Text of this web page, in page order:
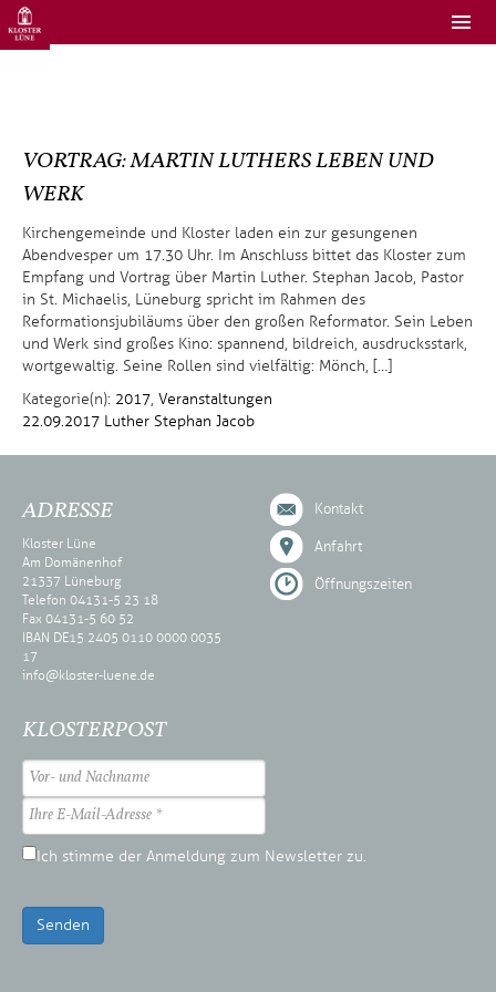
VORTRAG: MARTIN LUTHERS LEBEN UND
WERK
Kirchengemeinde und Kloster laden ein zur gesungenen
Abendvesper um 17.30 Uhr. Im Anschluss bittet das Kloster zum
Empfang und Vortrag über Martin Luther. Stephan Jacob, Pastor
in St. Michaelis, Lüneburg spricht im Rahmen des
Reformationsjubiläums über den großen Reformator. Sein Leben
und Werk sind großes Kino: spannend, bildreich, ausdrucksstark,
wortgewaltig. Seine Rollen sind vielfältig: Mönch, […]
Kategorie(n): 2017, Veranstaltungen
22.09.2017 Luther Stephan Jacob
ADRESSE
Kloster Lüne
Am Domänenhof
21337 Lüneburg
Telefon 04131-5 23 18
Fax 04131-5 60 52
IBAN DE15 2405 0110 0000 0035
17
info@kloster-luene.de
Kontakt
Anfahrt
Öffnungszeiten
KLOSTERPOST
Ich stimme der Anmeldung zum Newsletter zu.
Senden